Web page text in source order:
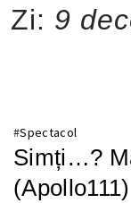
Zi: 9
#Spectacol
Simți…?
(Apollo111)